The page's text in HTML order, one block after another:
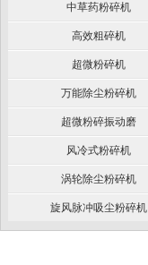
中草药粉碎机
高效粗碎机
超微粉碎机
万能除尘粉碎机
超微粉碎振动磨
风冷式粉碎机
涡轮除尘粉碎机
旋风脉冲吸尘粉碎机